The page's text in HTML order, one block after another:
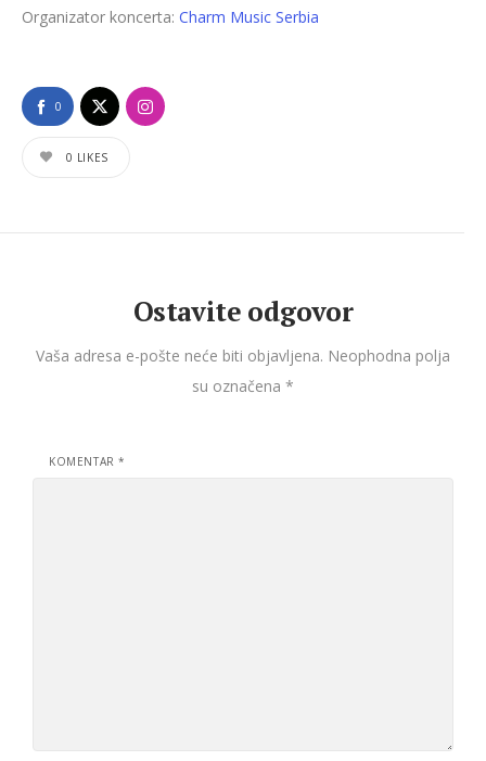
Organizator koncerta: Charm Music Serbia
0
0 LIKES
Ostavite odgovor
Vaša adresa e-pošte neće biti objavljena. Neophodna polja
su označena *
KOMENTAR*